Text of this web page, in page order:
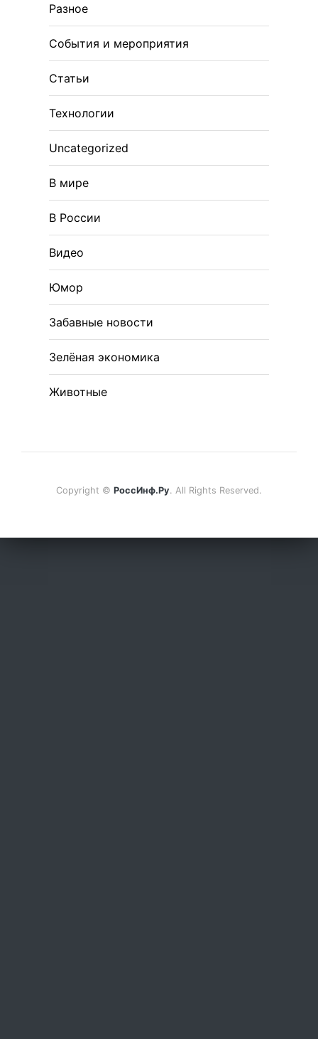
Разное
События и мероприятия
Статьи
Технологии
Uncategorized
В мире
В России
Видео
Юмор
Забавные новости
Зелёная экономика
Животные
Copyright © РоссИнф.Ру. All Rights Reserved.